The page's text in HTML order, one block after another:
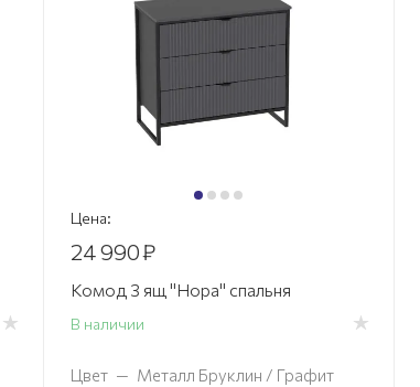
Цена:
24 990₽
Комод 3 ящ "Нора" спальня
В наличии
Цвет — Металл Бруклин / Графит